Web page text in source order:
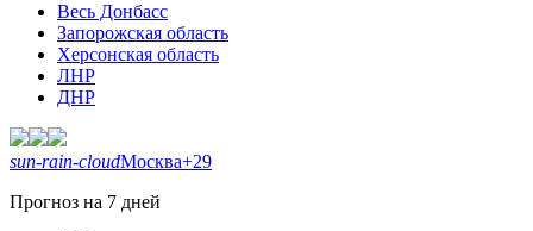
Весь Донбасс
Запорожская область
Херсонская область
ЛНР
ДНР
sun-rain-cloudМосква+29
Прогноз на 7 дней